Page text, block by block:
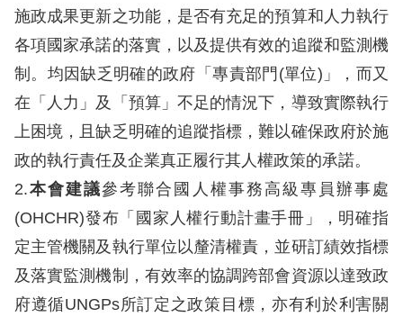
網
站
安
全
政
策
隱
施政成果更新之功能，是否有充足的預算和人力執行
各項國家承諾的落實，以及提供有效的追蹤和監測機
制。均因缺乏明確的政府「專責部門(單位)」，而又
在「人力」及「預算」不足的情況下，導致實際執行
上困境，且缺乏明確的追蹤指標，難以確保政府於施
政的執行責任及企業真正履行其人權政策的承諾。
2.本會建議參考聯合國人權事務高級專員辦事處
(OHCHR)發布「國家人權行動計畫手冊」，明確指
定主管機關及執行單位以釐清權責，並研訂績效指標
及落實監測機制，有效率的協調跨部會資源以達致政
府遵循UNGPs所訂定之政策目標，亦有利於利害關